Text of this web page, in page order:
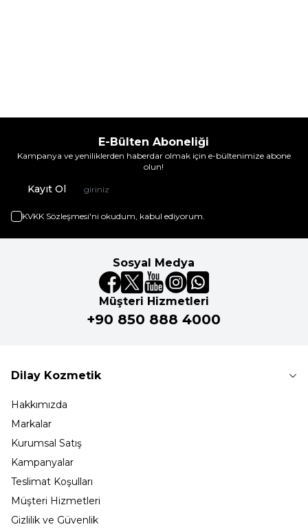
E-Bülten Aboneliği
Kampanya ve yeniliklerden haberdar olmak için e-bültenimize abone
olun!
Kayıt Ol
KVKK Sözleşmesi'ni okudum, kabul ediyorum.
Sosyal Medya
Müşteri Hizmetleri
+90 850 888 4000
Dilay Kozmetik
Hakkımızda
Markalar
Kurumsal Satış
Kampanyalar
Teslimat Koşulları
Müşteri Hizmetleri
Gizlilik ve Güvenlik